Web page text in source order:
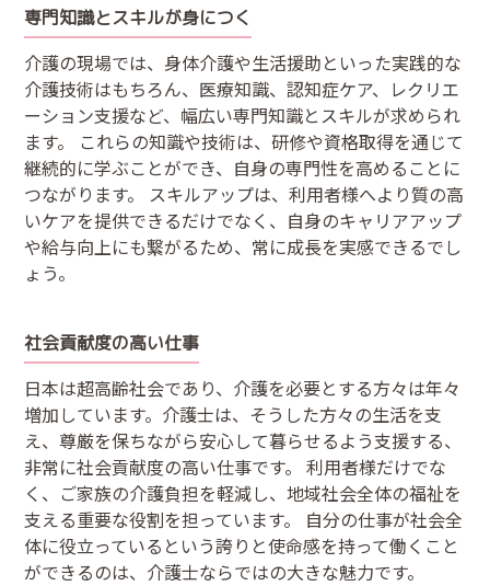
専門知識とスキルが身につく
介護の現場では、身体介護や生活援助といった実践的な
介護技術はもちろん、医療知識、認知症ケア、レクリエ
ーション支援など、幅広い専門知識とスキルが求められ
ます。 これらの知識や技術は、研修や資格取得を通じて
継続的に学ぶことができ、自身の専門性を高めることに
つながります。 スキルアップは、利用者様へより質の高
いケアを提供できるだけでなく、自身のキャリアアップ
や給与向上にも繋がるため、常に成長を実感できるでし
ょう。
社会貢献度の高い仕事
日本は超高齢社会であり、介護を必要とする方々は年々
増加しています。介護士は、そうした方々の生活を支
え、尊厳を保ちながら安心して暮らせるよう支援する、
非常に社会貢献度の高い仕事です。 利用者様だけでな
く、ご家族の介護負担を軽減し、地域社会全体の福祉を
支える重要な役割を担っています。 自分の仕事が社会全
体に役立っているという誇りと使命感を持って働くこと
ができるのは、介護士ならではの大きな魅力です。